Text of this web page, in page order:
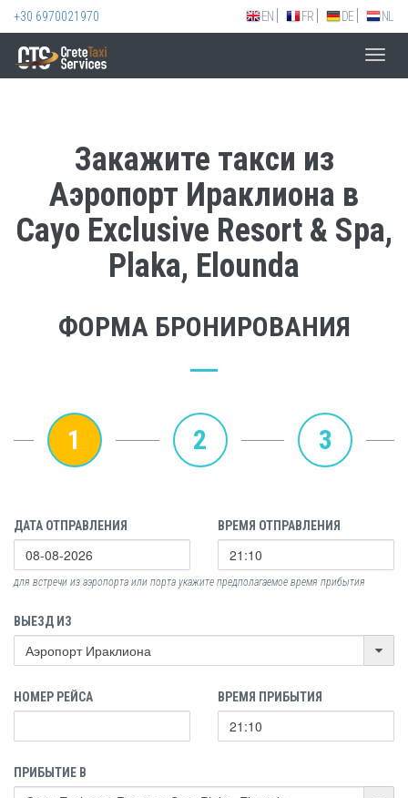
+30 6970021970 EN FR DE NL
Закажите такси из
Аэропорт Ираклиона в
Cayo Exclusive Resort & Spa,
Plaka, Elounda
ФОРМА БРОНИРОВАНИЯ
1 2 3
ДАТА ОТПРАВЛЕНИЯ ВРЕМЯ ОТПРАВЛЕНИЯ
для встречи из аэропорта или порта укажите предполагаемое время прибытия
ВЫЕЗД ИЗ
НОМЕР РЕЙСА ВРЕМЯ ПРИБЫТИЯ
ПРИБЫТИЕ В